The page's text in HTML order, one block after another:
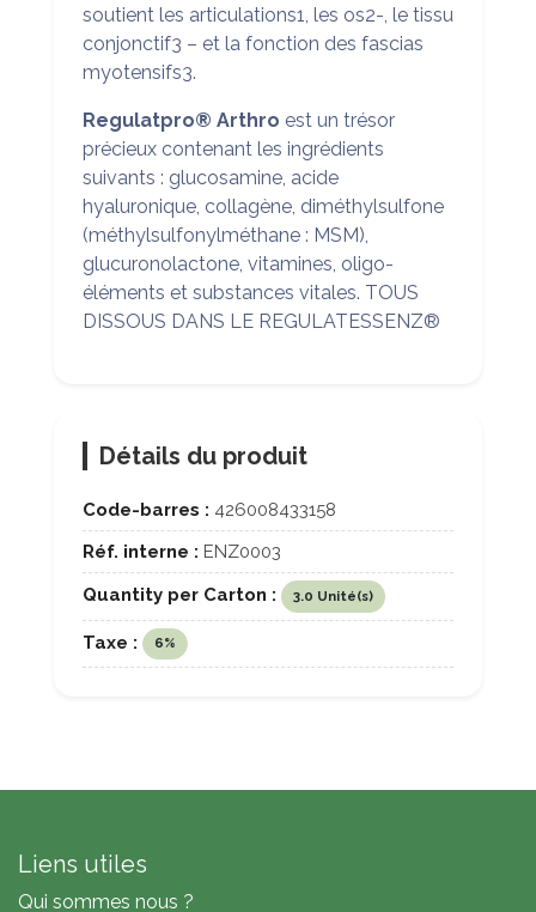
soutient les articulations1, les os2-, le tissu
conjonctif3 – et la fonction des fascias
myotensifs3.
Regulatpro® Arthro est un trésor
précieux contenant les ingrédients
suivants : glucosamine, acide
hyaluronique, collagène, diméthylsulfone
(méthylsulfonylméthane : MSM),
glucuronolactone, vitamines, oligo-
éléments et substances vitales. TOUS
DISSOUS DANS LE REGULATESSENZ®
Détails du produit
Code-barres : 426008433158
Réf. interne : ENZ0003
Quantity per Carton :
3.0 Unité(s)
Taxe : 6%
Liens utiles
Qui sommes nous ?